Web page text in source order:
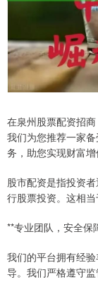
在泉州股票配资招
我们为您推荐一家
务，助您实现财富增
股市配资是指投资
行股票投资。这相当
**专业团队，安全保
我们的平台拥有经
导。我们严格遵守监